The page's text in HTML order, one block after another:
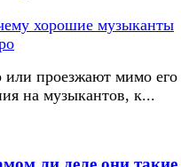
или проезжают мимо его
на музыкантов, к...